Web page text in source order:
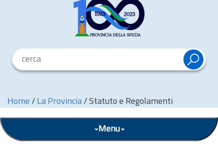
Home / La Provincia / Statuto e Regolamenti
Menu